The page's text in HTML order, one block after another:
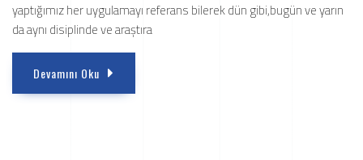
yaptığımız her uygulamayı referans bilerek dün gibi,bugün ve yarın
da aynı disiplinde ve araştıra
Devamını Oku